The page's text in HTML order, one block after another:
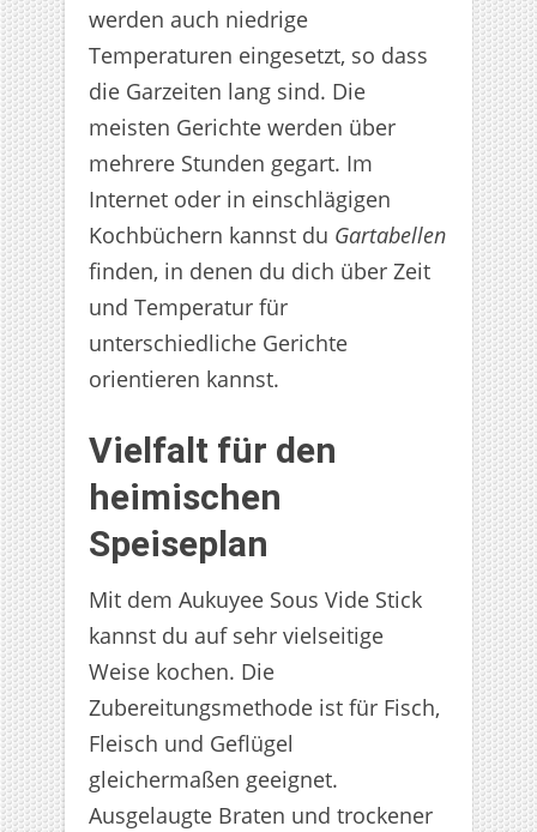
werden auch niedrige
Temperaturen eingesetzt, so dass
die Garzeiten lang sind. Die
meisten Gerichte werden über
mehrere Stunden gegart. Im
Internet oder in einschlägigen
Kochbüchern kannst du Gartabellen
finden, in denen du dich über Zeit
und Temperatur für
unterschiedliche Gerichte
orientieren kannst.
Vielfalt für den
heimischen
Speiseplan
Mit dem Aukuyee Sous Vide Stick
kannst du auf sehr vielseitige
Weise kochen. Die
Zubereitungsmethode ist für Fisch,
Fleisch und Geflügel
gleichermaßen geeignet.
Ausgelaugte Braten und trockener